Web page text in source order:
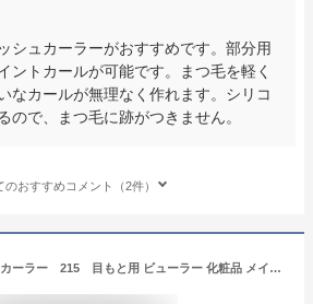
シュカーラーがおすすめです。部分用
ントカールが可能です。まつ毛を軽く
なカールが無理なく作れます。シリコ
ので、まつ毛に跡がつきません。
のおすすめコメント（2件）
ミニアイラッシュカーラー 215 目もと用 ビューラー 化粧品 メイク 小物